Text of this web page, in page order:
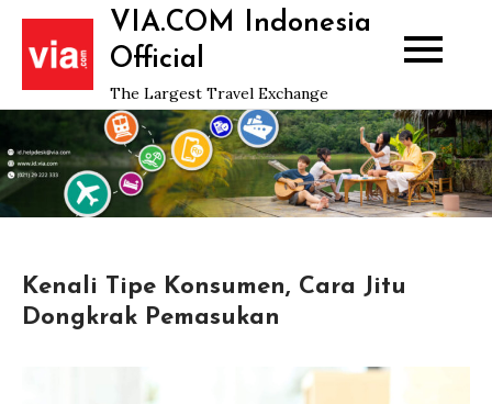
Skip
content
VIA.COM Indonesia
Official
The Largest Travel Exchange
Kenali Tipe Konsumen, Cara Jitu
Dongkrak Pemasukan